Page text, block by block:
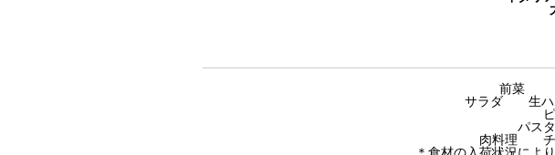
前菜 イ
サラダ 生ハ
パス
肉料理 チ